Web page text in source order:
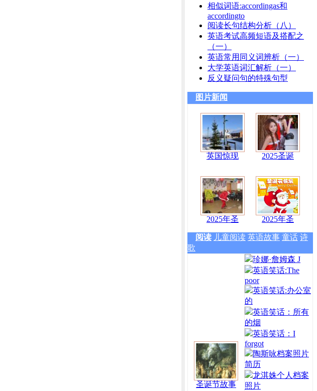
相似词语:accordingas和
accordingto
阅读长句结构分析（八）
英语考试高频短语及搭配之
（一）
英语常用同义词辨析（一）
大学英语词汇解析（一）
反义疑问句的特殊句型
图片新闻
英国惊现 2025圣诞
2025年圣 2025年圣
阅读 儿童阅读 英语故事 童话 诗
歌
圣诞节故事
珍娜·詹姆森 J
英语笑话:The
poor
英语笑话:办公室
的
英语笑话：所有
的烟
英语笑话：I
forgot
陶斯咏档案照片
简历
龙淇姝个人档案
照片